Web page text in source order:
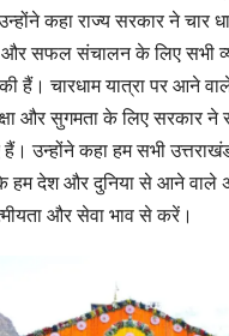
कहा राज्य सरकार ने चार
और सफल संचालन के लिए सभी
हैं। चारधाम यात्रा पर आने
और सुगमता के लिए सरकार
उन्होंने कहा हम सभी
हम देश और दुनिया से आने वाले
और सेवा भाव से करें।